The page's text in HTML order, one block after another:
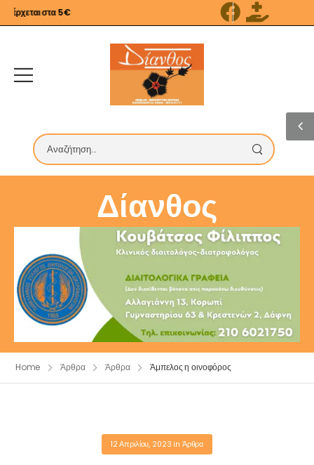
στα 5€
Δίανθος
Home Άρθρα Άρθρα Άμπελος η οινοφόρος
12 Απριλίου, 2023 in Άρθρα